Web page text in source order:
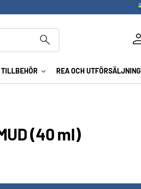
TILLBEHÖR REA OCH UTFÖRSÄLJNING
(40 ml)